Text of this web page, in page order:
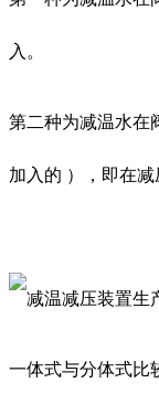
入。
第二种为减温水在
加入的 ），即在减
一体式与分体式比